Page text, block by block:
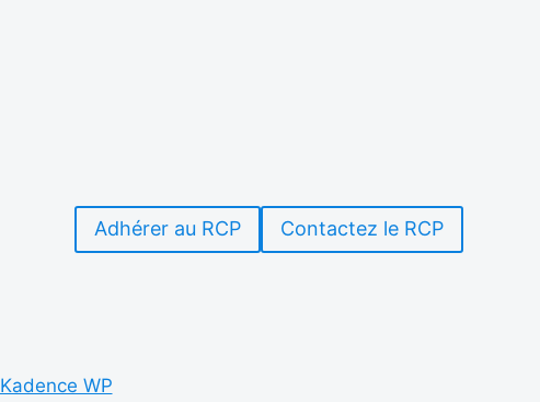
Adhérer au RCP Contactez le RCP
Kadence WP